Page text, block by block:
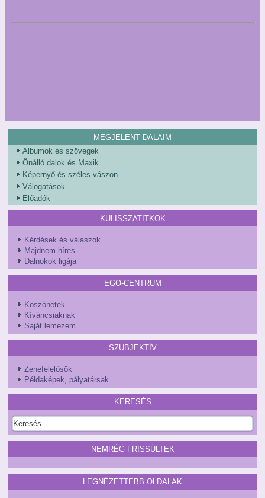
MEGJELENT DALAIM
Albumok és szövegek
Önálló dalok és Maxik
Képernyő és széles vászon
Válogatások
Előadók
KULISSZATITKOK
Kérdések és válaszok
Majdnem híres
Dalnokok ligája
EGO-CENTRUM
Köszönetek
Kíváncsiaknak
Saját lemezem
SZUBJEKTÍV
Zenefelelősök
Példaképek, pályatársak
KERESÉS
NEMRÉG FRISSÜLTEK
LEGNÉZETTEBB OLDALAK